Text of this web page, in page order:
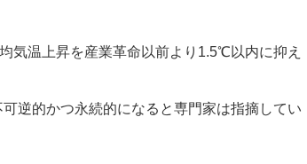
気温上昇を産業革命以前より1.5℃以内に抑え
逆的かつ永続的になると専門家は指摘してい